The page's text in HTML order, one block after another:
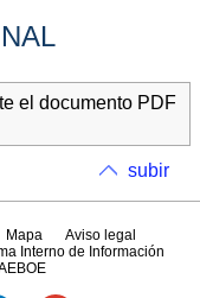
el documento PDF
subir
Mapa
Aviso legal
Interno de Información